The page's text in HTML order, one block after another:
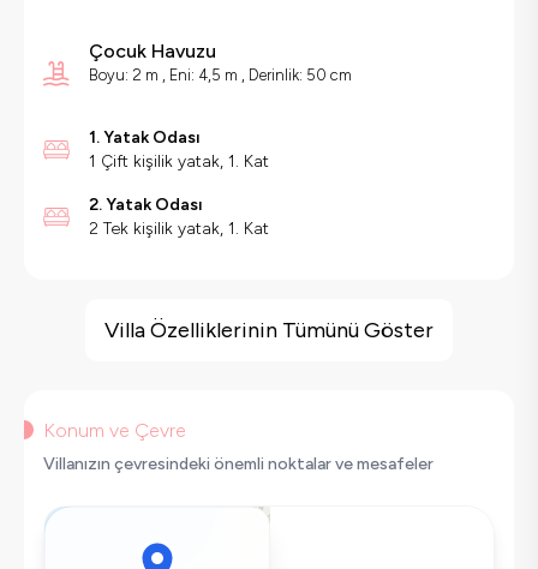
Çocuk Havuzu
Boyu: 2 m , Eni: 4,5 m , Derinlik: 50 cm
1. Yatak Odası
1 Çift kişilik yatak, 1. Kat
2. Yatak Odası
2 Tek kişilik yatak, 1. Kat
Langırt
Masa Tenisi
Korunaklı Havuz
Saç Kurutma Makinası
Villa Özelliklerinin Tümünü Göster
Konum ve Çevre
Villanızın çevresindeki önemli noktalar ve mesafeler